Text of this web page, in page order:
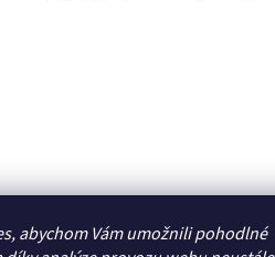
abychom Vám umožnili pohodlné